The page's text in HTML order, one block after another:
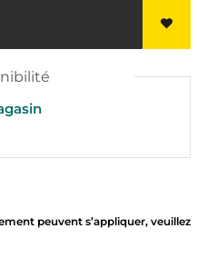
peuvent s’appliquer, veuillez